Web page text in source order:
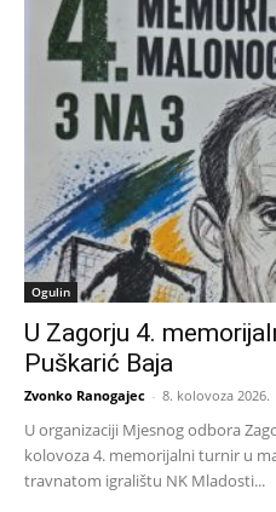
Ogulin
U Zagorju 4.
Puškarić Baja
Zvonko Ranogajec - 8. kolovoza 2026.
U organizaciji Mjesnog odbora
kolovoza 4. memorijalni turnir u
travnatom igralištu NK Mladosti...